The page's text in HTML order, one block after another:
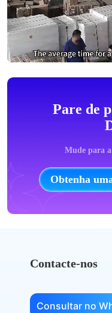
Pare de
Mude para
Obtenha
Contacte-nos
Consultar no